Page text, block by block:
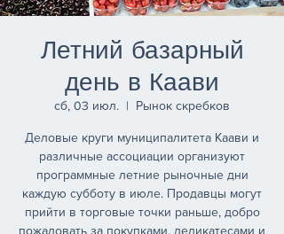
Летний базарный
день в Каави
сб, 03 июл.
  |
Рынок скребков
Деловые круги муниципалитета Каави и
различные ассоциации организуют
программные летние рыночные дни
каждую субботу в июле. Продавцы могут
прийти в торговые точки раньше, добро
пожаловать за покупками, деликатесами и